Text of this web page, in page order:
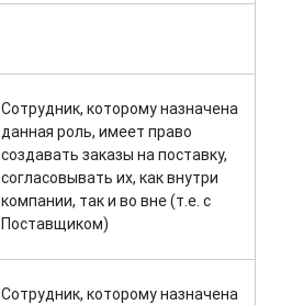
Сотрудник, которому назначена
данная роль, имеет право
создавать заказы на поставку,
согласовывать их, как внутри
компании, так и во вне (т.е. с
Поставщиком)
Сотрудник, которому назначена